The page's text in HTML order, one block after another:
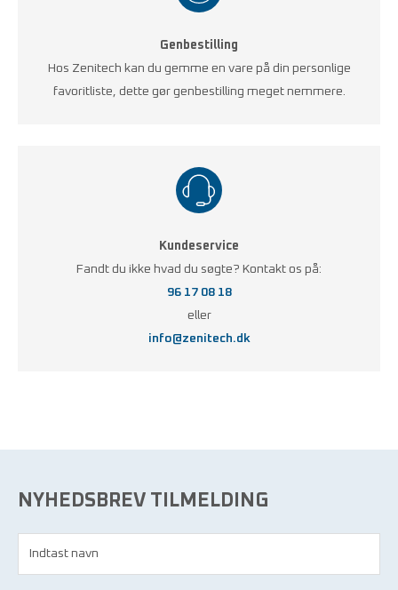
Genbestilling
Hos Zenitech kan du gemme en vare på din personlige
favoritliste, dette gør genbestilling meget nemmere.
Kundeservice
Fandt du ikke hvad du søgte? Kontakt os på:
96 17 08 18
eller
info@zenitech.dk
NYHEDSBREV TILMELDING